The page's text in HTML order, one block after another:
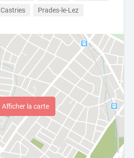
Castries Prades-le-Lez
Afficher la carte